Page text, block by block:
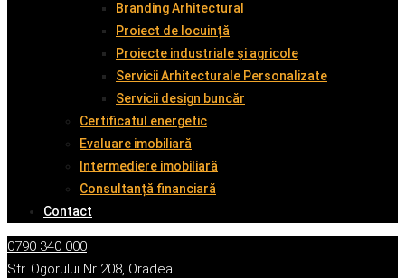
Branding Arhitectural
Proiect de locuință
Proiecte industriale și agricole
Servicii Arhitecturale Personalizate
Servicii design buncăr
Certificatul energetic
Evaluare imobiliară
Intermediere imobiliară
Consultanță financiară
Contact
0790 340 000
Str. Ogorului Nr 208, Oradea